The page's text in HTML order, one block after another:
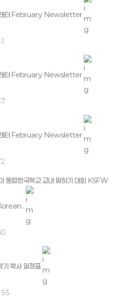
레터 February Newsletter
레터 February Newsletter
레터 February Newsletter
통합한국학교 교내 말하기 대회 KSFW
학사 일정표